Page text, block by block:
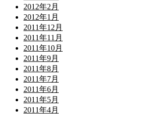
2012年2月
2012年1月
2011年12月
2011年11月
2011年10月
2011年9月
2011年8月
2011年7月
2011年6月
2011年5月
2011年4月